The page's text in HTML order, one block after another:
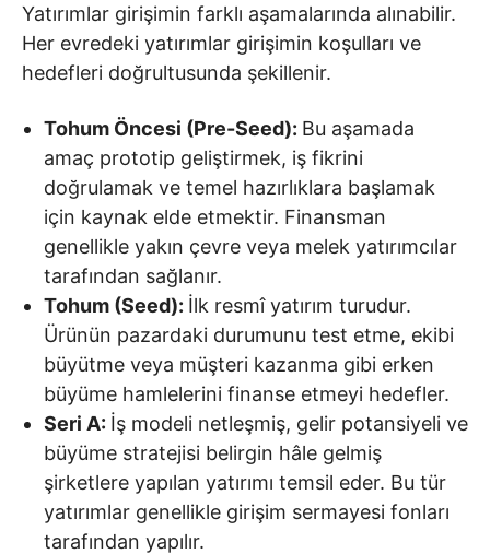
Yatırımlar girişimin farklı aşamalarında alınabilir.
Her evredeki yatırımlar girişimin koşulları ve
hedefleri doğrultusunda şekillenir.
Tohum Öncesi (Pre-Seed): Bu aşamada
amaç prototip geliştirmek, iş fikrini
doğrulamak ve temel hazırlıklara başlamak
için kaynak elde etmektir. Finansman
genellikle yakın çevre veya melek yatırımcılar
tarafından sağlanır.
Tohum (Seed): İlk resmî yatırım turudur.
Ürünün pazardaki durumunu test etme, ekibi
büyütme veya müşteri kazanma gibi erken
büyüme hamlelerini finanse etmeyi hedefler.
Seri A: İş modeli netleşmiş, gelir potansiyeli ve
büyüme stratejisi belirgin hâle gelmiş
şirketlere yapılan yatırımı temsil eder. Bu tür
yatırımlar genellikle girişim sermayesi fonları
tarafından yapılır.